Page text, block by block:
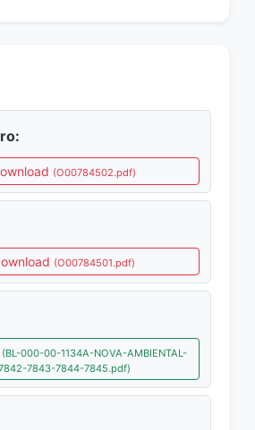
(O00784502.pdf)
(O00784501.pdf)
(BL-000-00-1134A-NOVA-AMBIENTAL-
7843-7844-7845.pdf)